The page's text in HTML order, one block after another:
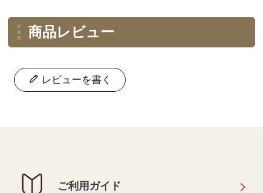
商品レビュー
レビューを書く
ご利用ガイド